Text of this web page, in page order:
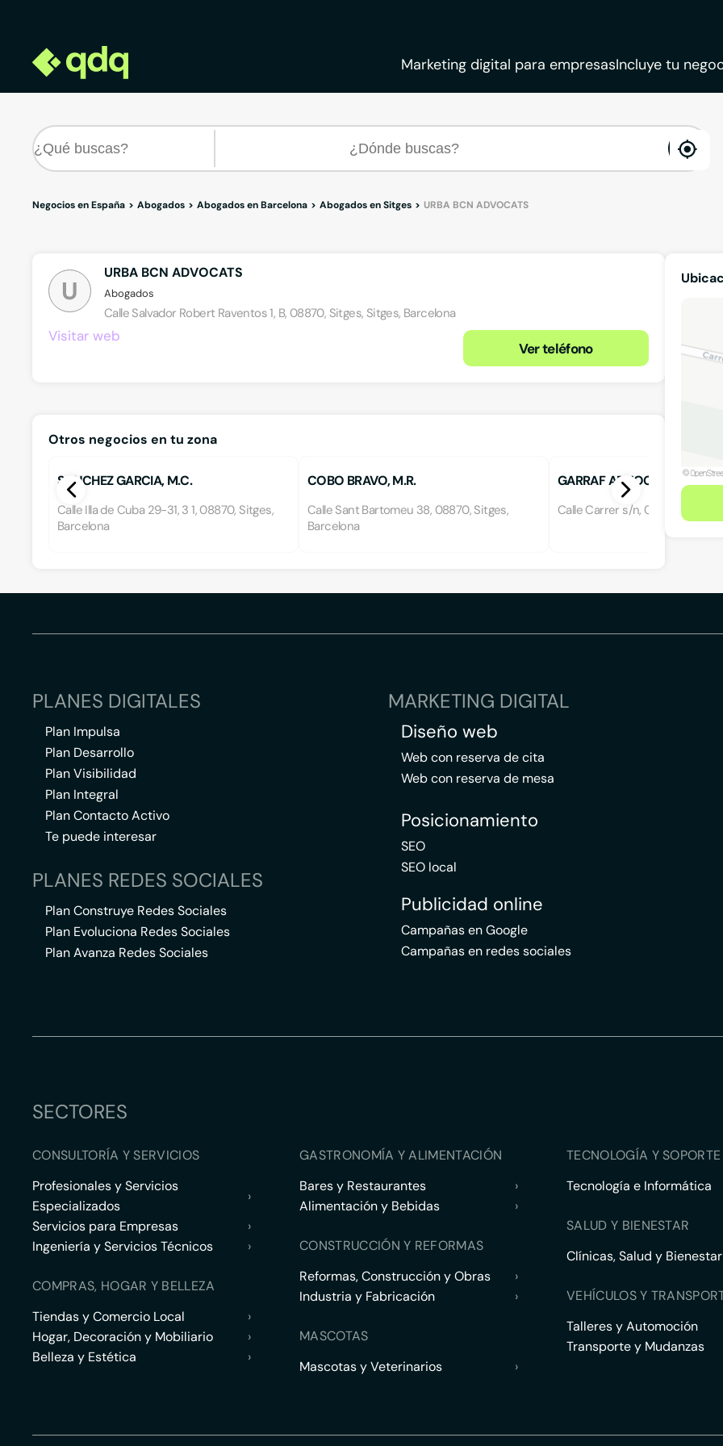
Marketing digital para empresasIncluye tu
Negocios en España Abogados Abogados en Barcelona Abogados en Sitges URBA BCN ADVOCATS
U
URBA BCN ADVOCATS
Abogados
Calle Salvador Robert Raventos 1, B, 08870, Sitges, Sitges, Barcelona
Visitar web
Ver teléfono
Otros negocios en tu zona
SANCHEZ GARCIA, M.C.
Calle Illa de Cuba 29-31, 3 1, 08870, Sitges,
Barcelona
COBO BRAVO, M.R.
Calle Sant Bartomeu 38, 08870, Sitges,
Barcelona
GARRAF ADVOCAT
Calle Carrer s/n, 08870, SITGES,
PLANES DIGITALES
Plan Impulsa
Plan Desarrollo
Plan Visibilidad
Plan Integral
Plan Contacto Activo
Te puede interesar
PLANES REDES SOCIALES
Plan Construye Redes Sociales
Plan Evoluciona Redes Sociales
Plan Avanza Redes Sociales
MARKETING DIGITAL
Diseño web
Web con reserva de cita
Web con reserva de mesa
Posicionamiento
SEO
SEO local
Publicidad online
Campañas en Google
Campañas en redes sociales
SECTORES
CONSULTORÍA Y SERVICIOS
Profesionales y Servicios
Especializados
›
Servicios para Empresas
›
Ingeniería y Servicios Técnicos
›
COMPRAS, HOGAR Y BELLEZA
Tiendas y Comercio Local
›
Hogar, Decoración y Mobiliario
›
Belleza y Estética
›
GASTRONOMÍA Y ALIMENTACIÓN
Bares y Restaurantes
›
Alimentación y Bebidas
›
CONSTRUCCIÓN Y REFORMAS
Reformas, Construcción y Obras
›
Industria y Fabricación
›
MASCOTAS
Mascotas y Veterinarios
›
TECNOLOGÍA Y
Tecnología e Informática
SALUD Y BIENESTAR
Clínicas, Salud y Bienestar
VEHÍCULOS Y
Talleres y Automoción
Transporte y Mudanzas